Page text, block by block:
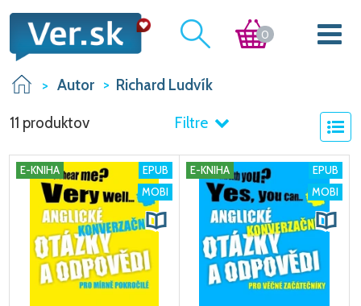
0
Autor Richard Ludvík
11 produktov Filtre
E-KNIHA
EPUB
MOBI
E-KNIHA
EPUB
MOBI